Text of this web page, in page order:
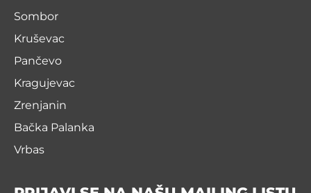
Sombor
Kruševac
Pančevo
Kragujevac
Zrenjanin
Bačka Palanka
Vrbas